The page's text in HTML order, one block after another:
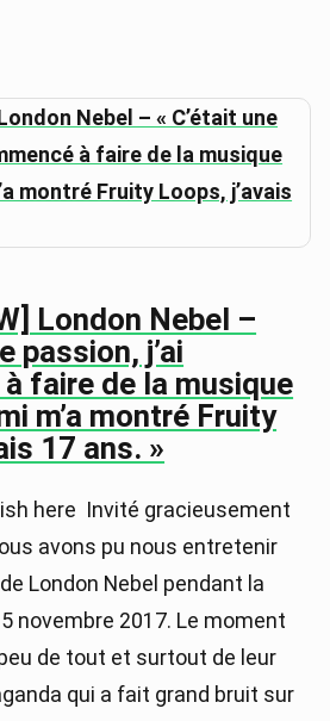
London Nebel –
passion, j’ai
faire de la musique
m’a montré Fruity
17 ans. »
here Invité gracieusement
avons pu nous entretenir
London Nebel pendant la
novembre 2017. Le moment
de tout et surtout de leur
qui a fait grand bruit sur